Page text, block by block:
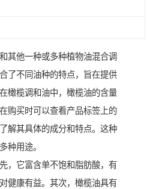
其他一种或多种植物油混合调
了不同油种的特点，旨在提供
橄榄调和油中，橄榄油的含量
购买时可以查看产品标签上的
解其具体的成分和特点。这种
种用途。
，它富含单不饱和脂肪酸，有
健康有益。其次，橄榄油具有